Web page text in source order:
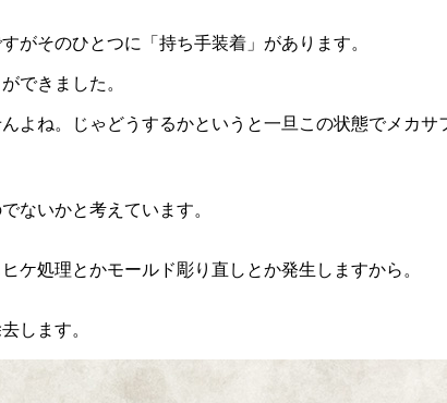
がそのひとつに「持ち手装着」があります。
できました。
よね。じゃどうするかというと一旦この状態でメカ
ないかと考えています。
ケ処理とかモールド彫り直しとか発生しますから。
します。